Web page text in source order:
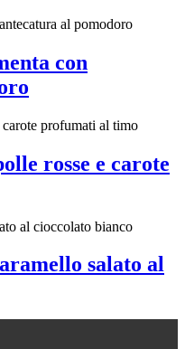
con
rosse e carote
salato al